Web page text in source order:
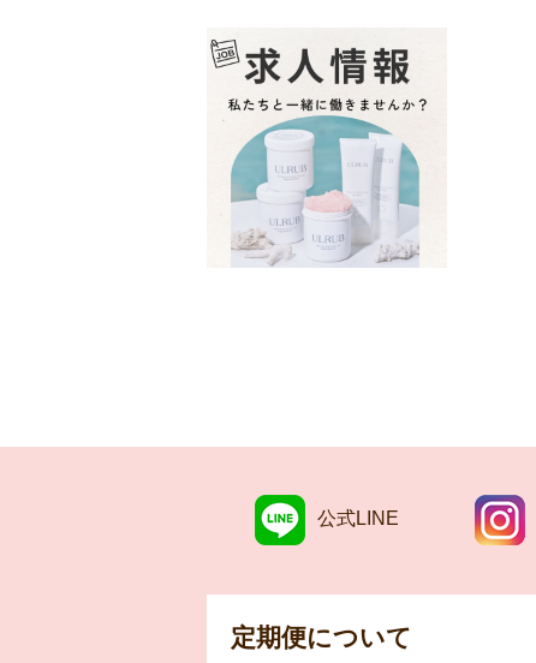
公式LINE
定期便について